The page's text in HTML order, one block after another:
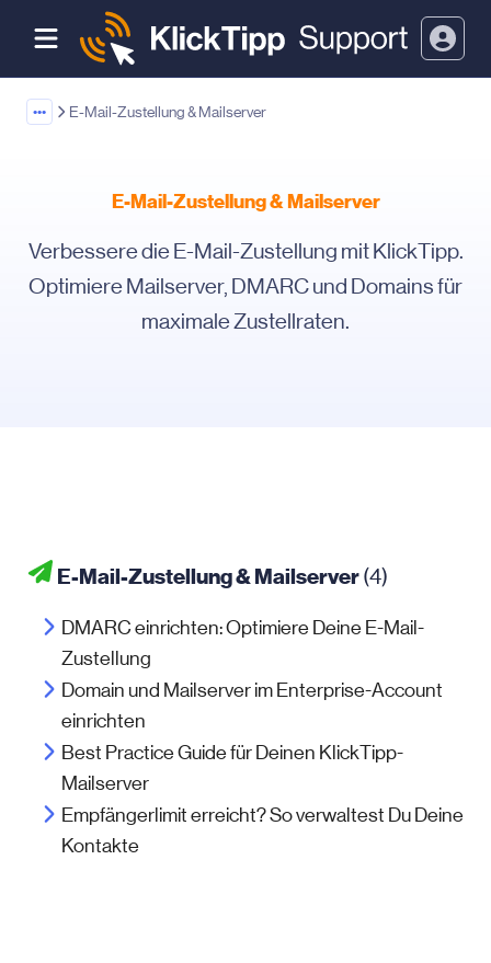
••• E-Mail-Zustellung & Mailserver
E-Mail-Zustellung & Mailserver
Verbessere die E-Mail-Zustellung mit KlickTipp.
Optimiere Mailserver, DMARC und Domains für
maximale Zustellraten.
E-Mail-Zustellung & Mailserver(4)
DMARC einrichten: Optimiere Deine E-Mail-
Zustellung
Domain und Mailserver im Enterprise-Account
einrichten
Best Practice Guide für Deinen KlickTipp-
Mailserver
Empfängerlimit erreicht? So verwaltest Du Deine
Kontakte